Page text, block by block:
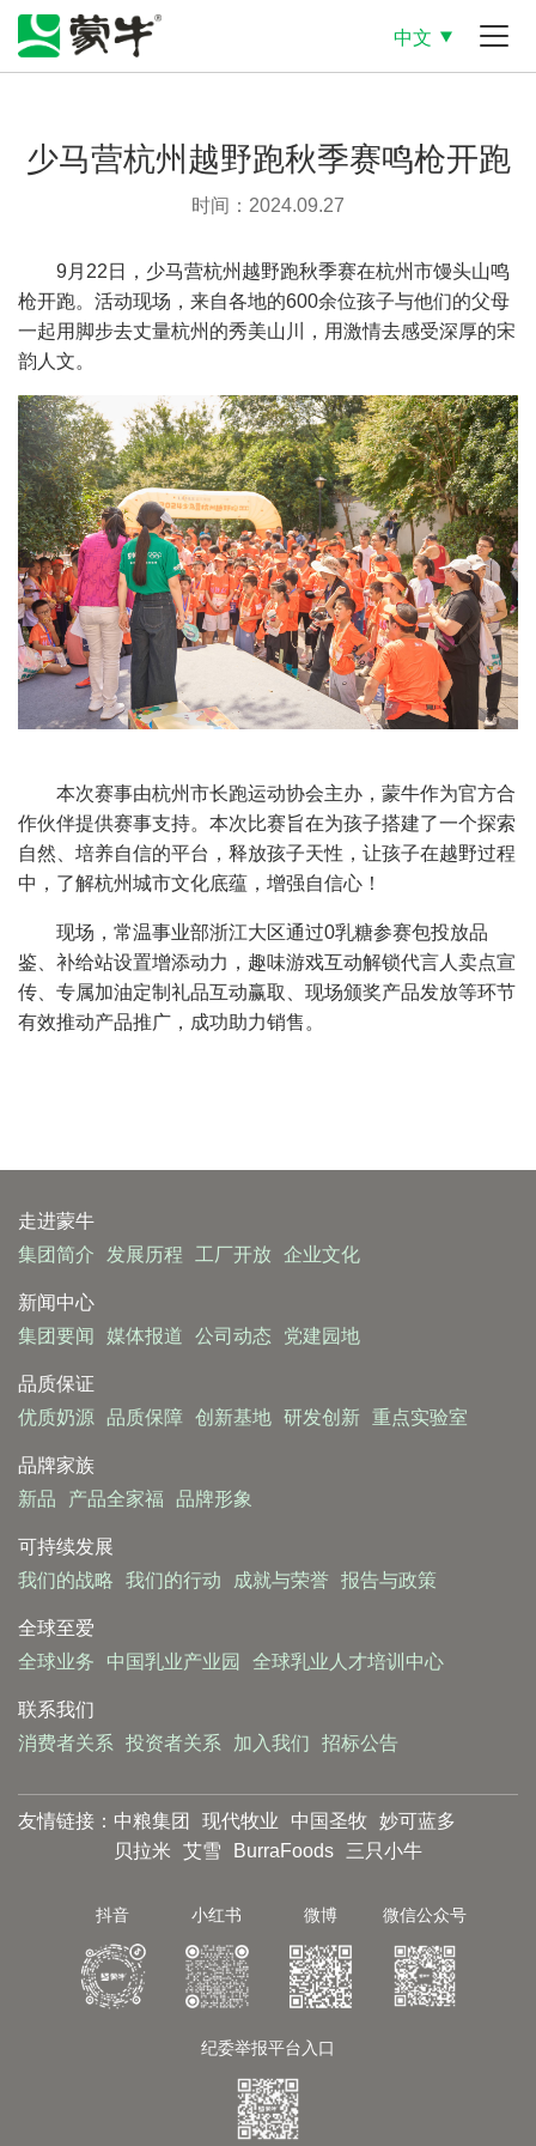
中文
少马营杭州越野跑秋季赛鸣枪开跑
时间：2024.09.27
9月 22 日，少马营杭州越野跑秋季赛在杭州市馒头山鸣
枪开跑。活动现场，来自各地的600余位孩子与他们的父母
一起用脚步去丈量杭州的秀美山川，用激情去感受深厚的宋
韵人文。
本次赛事由杭州市长跑运动协会主办，蒙牛作为官方合
作伙伴提供赛事支持。本次比赛旨在为孩子搭建了一个探索
自然、培养自信的平台，释放孩子天性，让孩子在越野过程
中，了解杭州城市文化底蕴，增强自信心！
现场，常温事业部浙江大区通过0乳糖参赛包投放品
鉴、补给站设置增添动力，趣味游戏互动解锁代言人卖点宣
传、专属加油定制礼品互动赢取、现场颁奖产品发放等环节
有效推动产品推广，成功助力销售。
走进蒙牛
集团简介
发展历程 工厂开放 企业文化
新闻中心
集团要闻
媒体报道 公司动态 党建园地
品质保证
优质奶源
品质保障 创新基地 研发创新 重点实验室
品牌家族
新品
产品全家福 品牌形象
可持续发展
我们的战略
我们的行动 成就与荣誉 报告与政策
全球至爱
全球业务
中国乳业产业园 全球乳业人才培训中心
联系我们
消费者关系
投资者关系 加入我们 招标公告
友情链接： 中粮集团 现代牧业 中国圣牧 妙可蓝多
贝拉米
艾雪 BurraFoods 三只小牛
抖音 小红书 微博 微信公众号
纪委举报平台入口